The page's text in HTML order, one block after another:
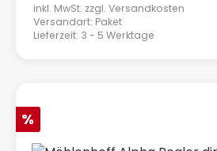
inkl. MwSt. zzgl. Versandkosten
Versandart: Paket
Lieferzeit: 3 - 5 Werktage
Rabatt
%